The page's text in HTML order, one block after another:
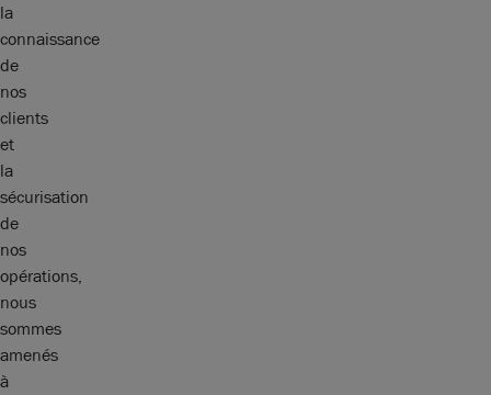
la
connaissance
de
nos
clients
et
la
sécurisation
de
nos
opérations,
nous
sommes
amenés
à